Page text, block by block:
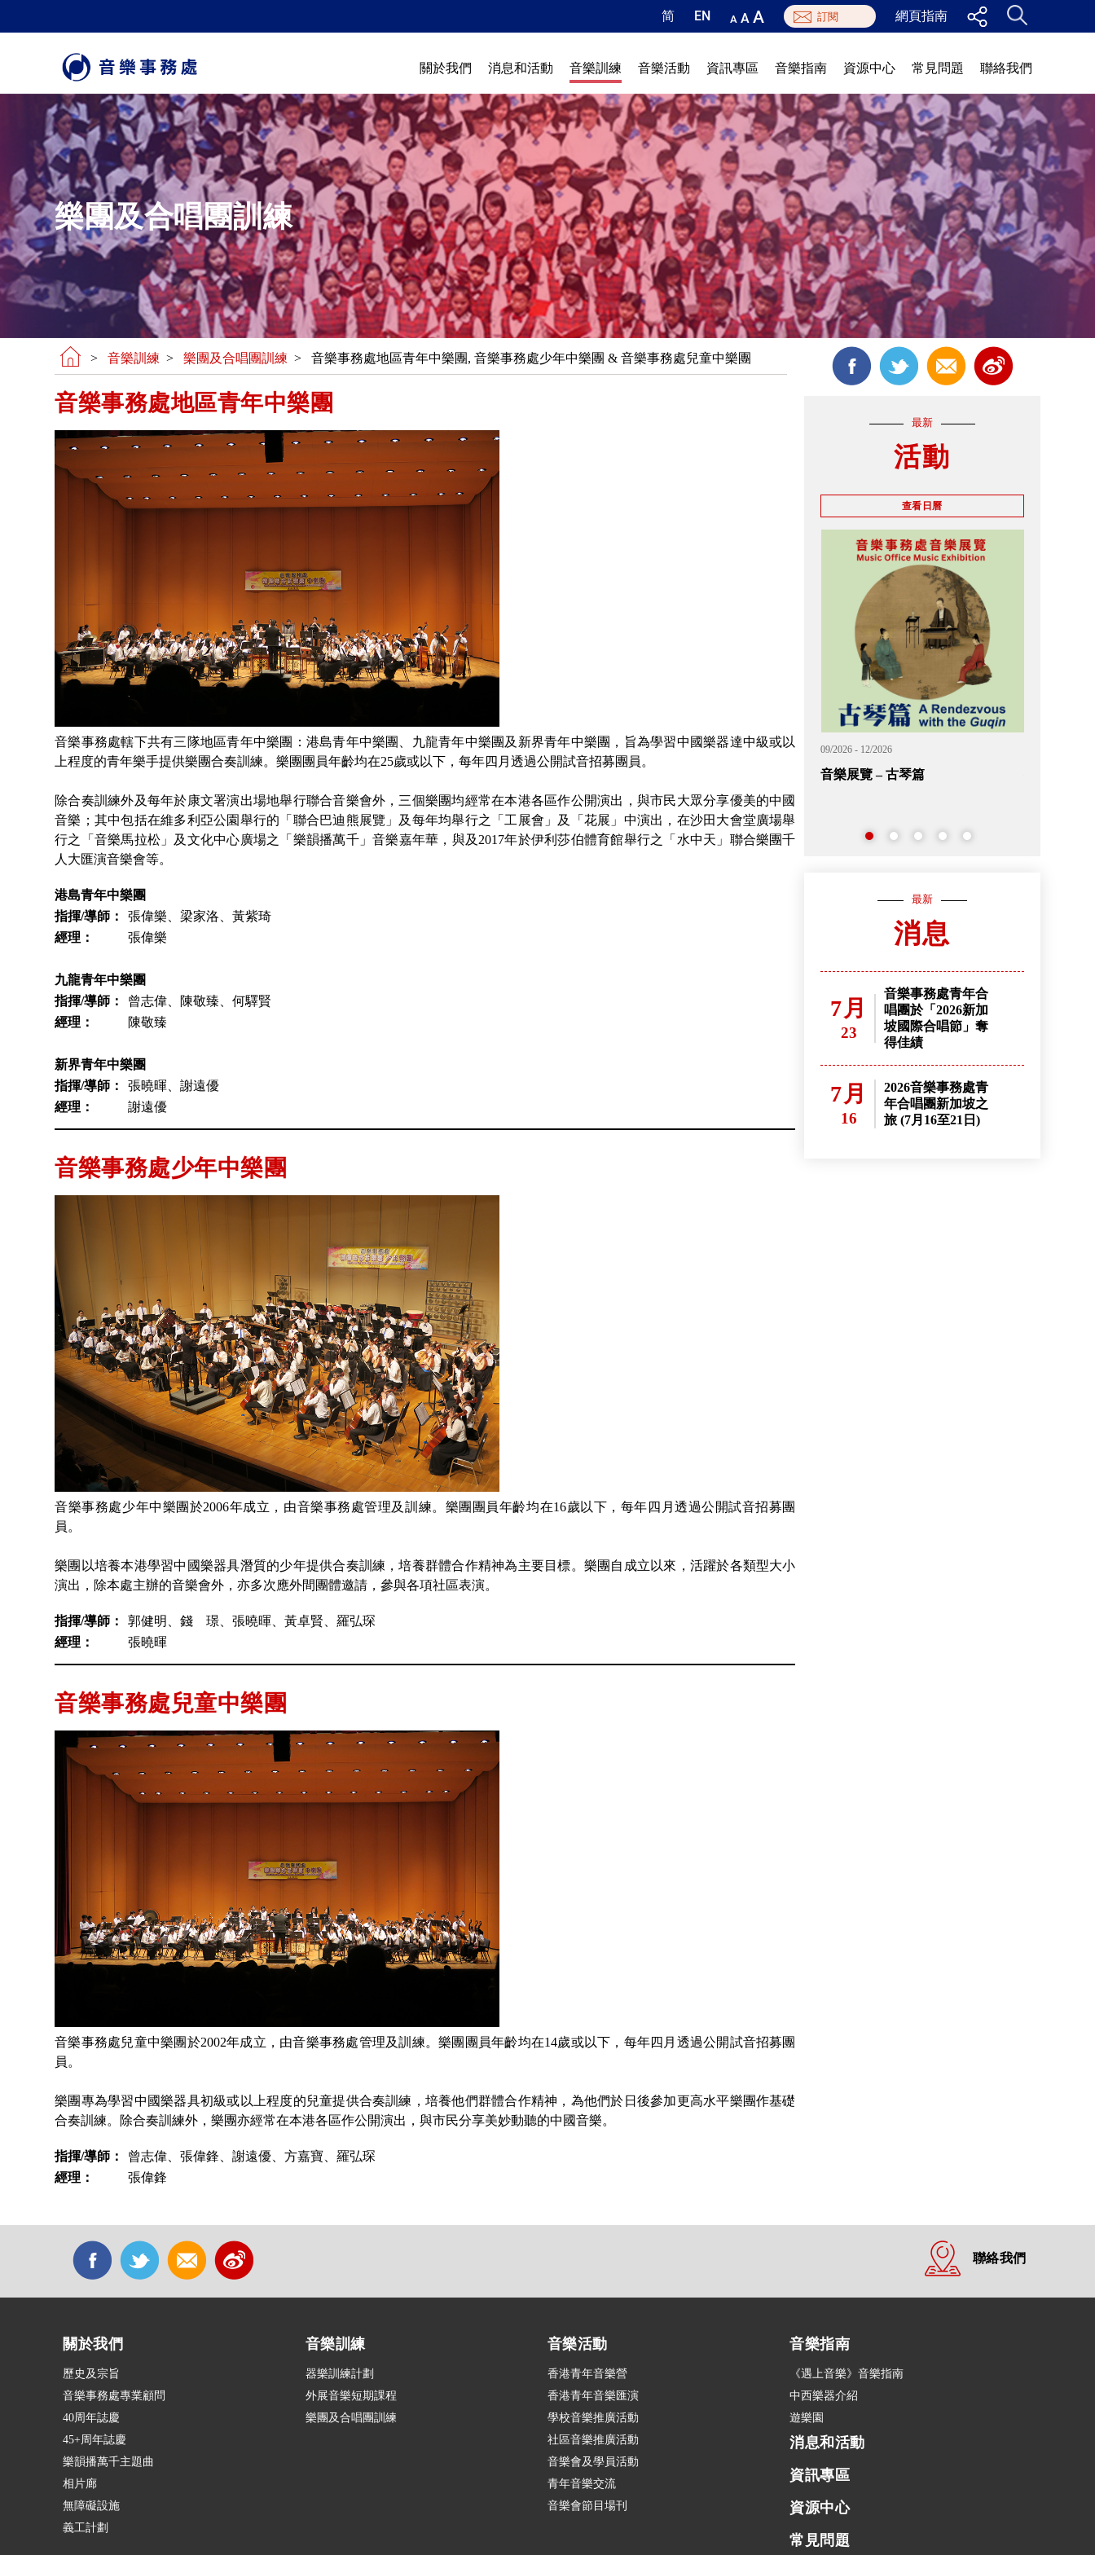
简 EN A A A 網頁指南
關於我們 消息和活動 音樂訓練 音樂活動 資訊專區 音樂指南 資源中心 常見問題 聯絡我們
樂團及合唱團訓練
>音樂訓練 >樂團及合唱團訓練 > 音樂事務處地區青年中樂團, 音樂事務處少年中樂團 & 音樂事務處兒童中樂團
音樂事務處地區青年中樂團
音樂事務處轄下共有三隊地區青年中樂團：港島青年中樂團、九龍青年中樂團及新界青年中樂團，旨為學習中國樂器達中級或以
上程度的青年樂手提供樂團合奏訓練。樂團團員年齡均在25歲或以下，每年四月透過公開試音招募團員。
除合奏訓練外及每年於康文署演出場地舉行聯合音樂會外，三個樂團均經常在本港各區作公開演出，與市民大眾分享優美的中國
音樂；其中包括在維多利亞公園舉行的「聯合巴迪熊展覽」及每年均舉行之「工展會」及「花展」中演出，在沙田大會堂廣場舉
行之「音樂馬拉松」及文化中心廣場之「樂韻播萬千」音樂嘉年華，與及2017年於伊利莎伯體育館舉行之「水中天」聯合樂團千
人大匯演音樂會等。
港島青年中樂團
指揮/導師：
張偉樂、梁家洛、黃紫琦
經理：
張偉樂
九龍青年中樂團
指揮/導師：
曾志偉、陳敬臻、何驛賢
經理：
陳敬臻
新界青年中樂團
指揮/導師：
張曉暉、謝遠優
經理：
謝遠優
音樂事務處少年中樂團
音樂事務處少年中樂團於2006年成立，由音樂事務處管理及訓練。樂團團員年齡均在16歲以下，每年四月透過公開試音招募團
員。
樂團以培養本港學習中國樂器具潛質的少年提供合奏訓練，培養群體合作精神為主要目標。樂團自成立以來，活躍於各類型大小
演出，除本處主辦的音樂會外，亦多次應外間團體邀請，參與各項社區表演。
指揮/導師：
郭健明、錢 璟、張曉暉、黃卓賢、羅弘琛
經理：
張曉暉
音樂事務處兒童中樂團
音樂事務處兒童中樂團於2002年成立，由音樂事務處管理及訓練。樂團團員年齡均在14歲或以下，每年四月透過公開試音招募團
員。
樂團專為學習中國樂器具初級或以上程度的兒童提供合奏訓練，培養他們群體合作精神，為他們於日後參加更高水平樂團作基礎
合奏訓練。除合奏訓練外，樂團亦經常在本港各區作公開演出，與市民分享美妙動聽的中國音樂。
指揮/導師：
曾志偉、張偉鋒、謝遠優、方嘉寶、羅弘琛
經理：
張偉鋒
最新
活動
查看日曆
05/2026 - 07/2027
11日截止報名)
09/2026 - 12/2026 09/2026 - 02/2027
外展音樂短期課程 (候補中籤名單)
最新
消息
7月
23
音樂事務處青年合
唱團於「2026新加
坡國際合唱節」奪
得佳績
7月
16
2026音樂事務處青
年合唱團新加坡之
旅 (7月16至21日)
聯絡我們
關於我們
歷史及宗旨
音樂事務處專業顧問
40周年誌慶
45+周年誌慶
樂韻播萬千主題曲
相片廊
無障礙設施
義工計劃
音樂訓練
器樂訓練計劃
外展音樂短期課程
樂團及合唱團訓練
音樂活動
香港青年音樂營
香港青年音樂匯演
學校音樂推廣活動
社區音樂推廣活動
音樂會及學員活動
青年音樂交流
音樂會節目場刊
音樂指南
《遇上音樂》音樂指南
中西樂器介紹
遊樂園
消息和活動
資訊專區
資源中心
常見問題